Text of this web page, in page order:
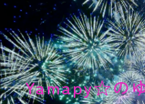
Yamapy☆の